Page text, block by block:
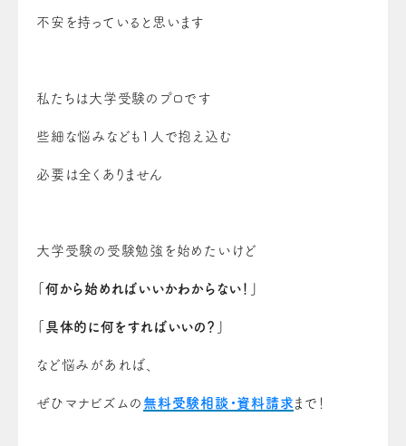
不安を持っていると思います
私たちは大学受験のプロです
些細な悩みなども1人で抱え込む
必要は全くありません
大学受験の受験勉強を始めたいけど
「何から始めればいいかわからない！」
「具体的に何をすればいいの？」
など悩みがあれば、
ぜひマナビズムの 無料受験相談・資料請求 まで！